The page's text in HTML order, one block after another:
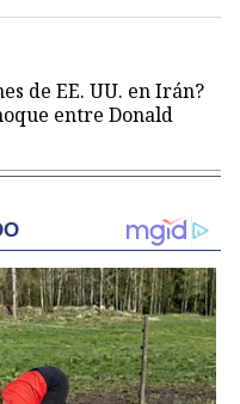
de EE. UU. en Irán?
entre Donald